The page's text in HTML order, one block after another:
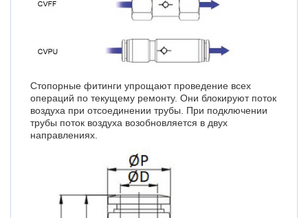
Стопорные фитинги упрощают проведение всех
операций по текущему ремонту. Они блокируют поток
воздуха при отсоединении трубы. При подключении
трубы поток воздуха возобновляется в двух
направлениях.